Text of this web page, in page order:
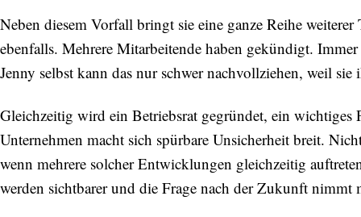
Neben diesem Vorfall bringt sie eine ganze Reihe
ebenfalls. Mehrere Mitarbeitende haben gekündigt.
Jenny selbst kann das nur schwer nachvollziehen, weil sie
Gleichzeitig wird ein Betriebsrat gegründet, ein
Unternehmen macht sich spürbare Unsicherheit breit.
wenn mehrere solcher Entwicklungen gleichzeitig
werden sichtbarer und die Frage nach der Zukunft